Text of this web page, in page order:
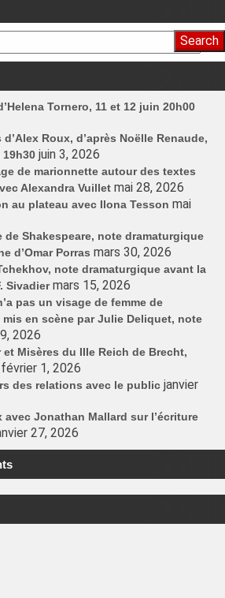
Tornero, 11 et 12 juin 20h00
Roux, d’après Noëlle Renaude,
juin 3, 2026
de marionnette autour des textes
Alexandra Vuillet mai 28, 2026
au plateau avec Ilona Tesson mai
de Shakespeare, note dramaturgique
d’Omar Porras mars 30, 2026
note dramaturgique avant la
Sivadier mars 15, 2026
pas un visage de femme de
en scène par Julie Deliquet, note
2026
et Misères du IIIe Reich de Brecht,
février 1, 2026
des relations avec le public janvier
Jonathan Mallard sur l’écriture
27, 2026